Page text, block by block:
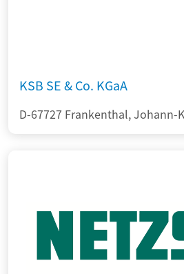
KSB SE & Co. KGaA
D-67727 Frankenthal, Johann-